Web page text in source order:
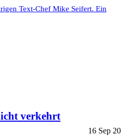
Text-Chef Mike Seifert. Ein
verkehrt
16 Sep 20